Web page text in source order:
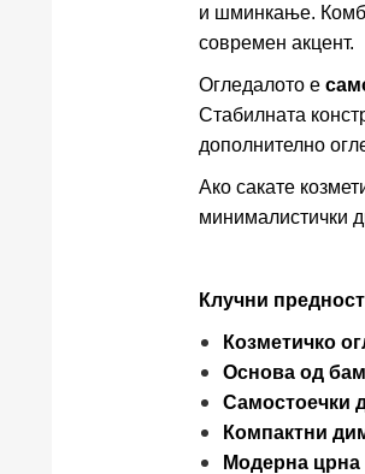
и шминкање.
современ акцент.
Огледалото е
Стабилната
дополнително
Ако сакате
минималистички
Клучни
Козметичко
Основа од
Самостоечки
Компактни
Модерна црна